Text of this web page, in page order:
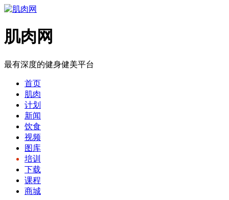
肌肉网
最有深度的健身健美平台
首页
肌肉
计划
新闻
饮食
视频
图库
培训
下载
课程
商城